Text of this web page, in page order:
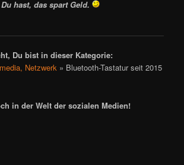
hast, das spart Geld.
Du bist in dieser Kategorie:
Netzwerk » Bluetooth-Tastatur seit 2015
in der Welt der sozialen Medien!